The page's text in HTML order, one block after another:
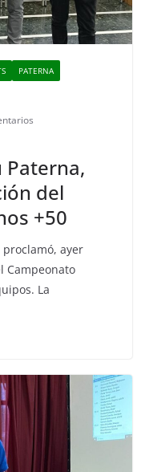
PATERNA
Paterna,
del
+50
proclamó, ayer
Campeonato
La